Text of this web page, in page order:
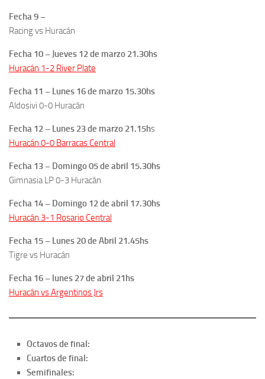
Fecha 9 –
Racing vs Huracán
Fecha 10 – Jueves 12 de marzo 21.30hs
Huracán 1-2 River Plate
Fecha 11 – Lunes 16 de marzo 15.30hs
Aldosivi 0-0 Huracán
Fecha 12 – Lunes 23 de marzo 21.15hs
Huracán 0-0 Barracas Central
Fecha 13 – Domingo 05 de abril 15.30hs
Gimnasia LP 0-3 Huracán
Fecha 14 – Domingo 12 de abril 17.30hs
Huracán 3-1 Rosario Central
Fecha 15 – Lunes 20 de Abril 21.45hs
Tigre vs Huracán
Fecha 16 – lunes 27 de abril 21hs
Huracán vs Argentinos Jrs
Octavos de final:
Cuartos de final:
Semifinales: